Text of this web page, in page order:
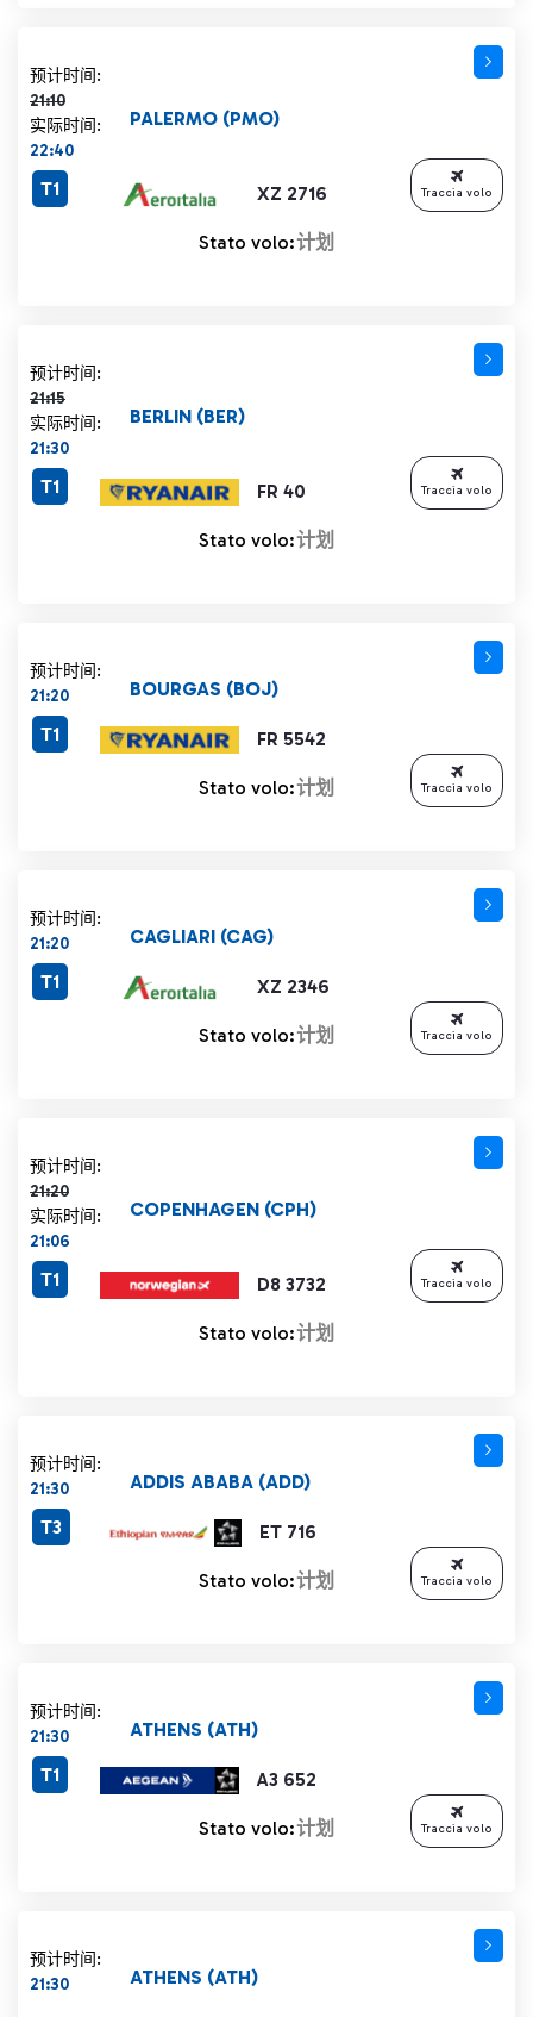
预计时间:
21:10
计划时间 21:10 删除线
实际时间:
22:40
XZ 2716
PALERMO (PMO)
T1
Stato volo:计划
Traccia volo
预计时间:
21:15
计划时间 21:15 删除线
实际时间:
21:30
FR 40
BERLIN (BER)
T1
Stato volo:计划
Traccia volo
预计时间:
21:20
FR 5542
BOURGAS (BOJ)
T1
Stato volo:计划 Traccia volo
预计时间:
21:20
XZ 2346
CAGLIARI (CAG)
T1
Stato volo:计划 Traccia volo
预计时间:
21:20
计划时间 21:20 删除线
实际时间:
21:06
D8 3732
COPENHAGEN (CPH)
T1
Stato volo:计划
Traccia volo
预计时间:
21:30
ET 716
ADDIS ABABA (ADD)
T3
Stato volo:计划 Traccia volo
预计时间:
21:30
A3 652
ATHENS (ATH)
T1
Stato volo:计划 Traccia volo
预计时间:
21:30
ATHENS (ATH)